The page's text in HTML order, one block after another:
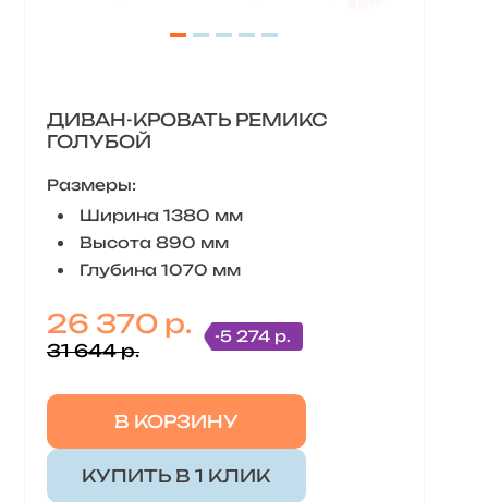
ДИВАН-КРОВАТЬ РЕМИКС
ГОЛУБОЙ
Размеры:
Ширина 1380 мм
Высота 890 мм
Глубина 1070 мм
26 370 р.
31 644 р.
-5 274 р.
В КОРЗИНУ
КУПИТЬ В 1 КЛИК